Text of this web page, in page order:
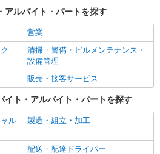
社会保険あり
アルバイト・パートを探す
営業
清掃・警備・ビルメンテナンス・
設備管理
販売・接客サービス
イト・アルバイト・パートを探す
ル
製造・組立・加工
配送・配達ドライバー